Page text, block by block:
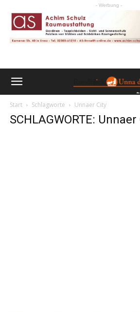
- Werbung -
Start Schlagworte Unnaer City
SCHLAGWORTE: Unnaer